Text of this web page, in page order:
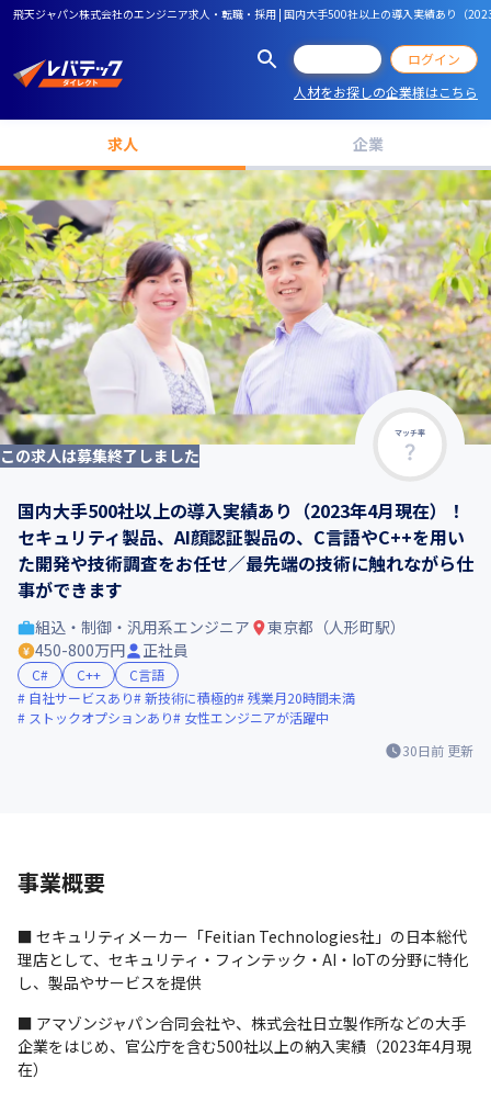
飛天ジャパン株式会社のエンジニア求人・転職・採用 | 国内大手500社以上の導入実績あり（
ログイン
人材をお探しの企業様はこちら
求人 企業
マッチ率
この求人は募集終了しました
国内大手500社以上の導入実績あり（2023年4月現在）！
セキュリティ製品、AI顔認証製品の、C言語やC++を用い
た開発や技術調査をお任せ／最先端の技術に触れながら仕
事ができます
30日前 更新
組込・制御・汎用系エンジニア
東京都（人形町駅）
450-800万円
正社員
C# C++
C言語
自社サービスあり
新技術に積極的 残業月20時間未満
ストックオプションあり
女性エンジニアが活躍中
事業概要
■ セキュリティメーカー「Feitian Technologies社」の日本総代
理店として、セキュリティ・フィンテック・AI・IoTの分野に特化
し、製品やサービスを提供
■ アマゾンジャパン合同会社や、株式会社日立製作所などの大手
企業をはじめ、官公庁を含む500社以上の納入実績（2023年4月現
在）